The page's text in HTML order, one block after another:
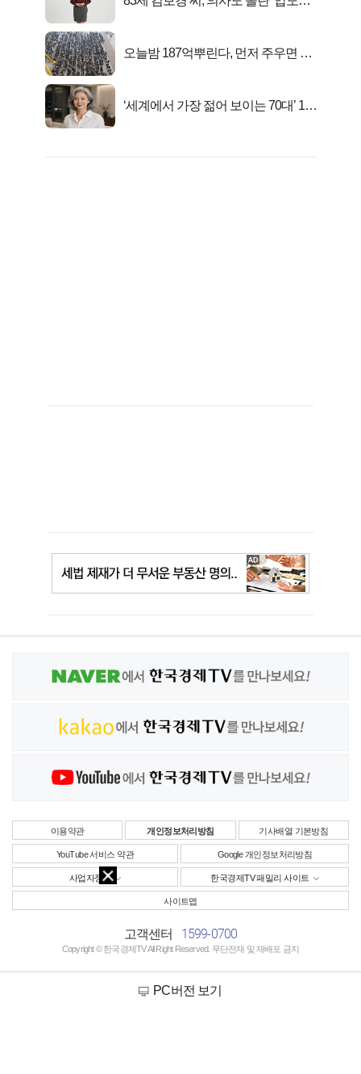
오늘밤 187억뿌린다, 먼저 주우면 최
‘세계에서 가장 젊어 보이는 70대’ 1위
이용약관 개인정보처리방침 기사배열 기본방침
YouTube 서비스 약관 Google 개인정보처리방침
사업자정보 한국경제TV 패밀리 사이트
사이트맵
고객센터 1599-0700
Copyright © 한국경제TV All Right Reserved. 무단전재 및 재배포 금지
PC버전 보기